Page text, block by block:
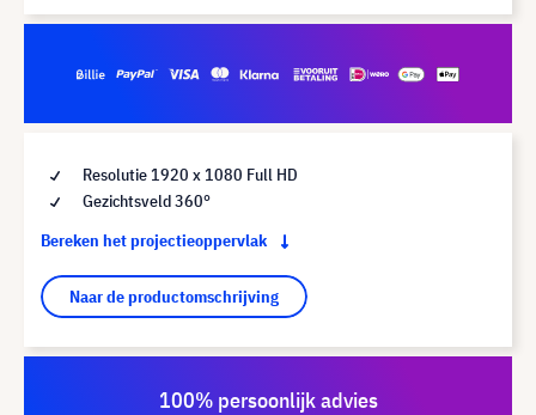
Resolutie 1920 x 1080 Full HD
Gezichtsveld 360°
Bereken het projectieoppervlak
Naar de productomschrijving
100% persoonlijk advies